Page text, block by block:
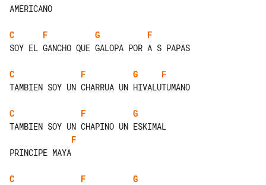
AMERICANO
C F G
F
SOY EL GANCHO QUE GALOPA POR A S PAPAS
C F G
F
TAMBIEN SOY UN CHARRUA UN HIVALUTUMANO
C F
G
F
PRINCIPE MAYA
C F
G